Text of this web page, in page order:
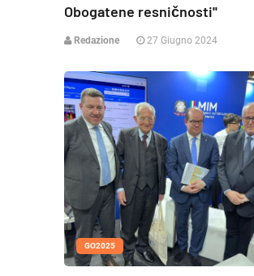
Obogatene resničnosti''
Redazione 27 Giugno 2024
GO2025